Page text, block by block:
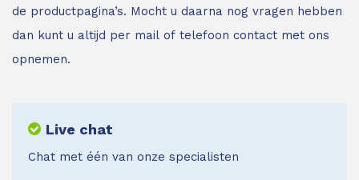
de productpagina’s. Mocht u daarna nog vragen hebben
dan kunt u altijd per mail of telefoon contact met ons
opnemen.
Live chat
Chat met één van onze specialisten